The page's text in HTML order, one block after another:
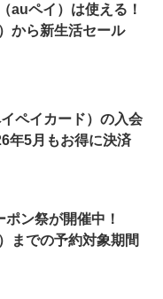
auペイ）は使える！
から新生活セール
ペイカード）の入会
年5月もお得に決済
ン祭が開催中！
までの予約対象期間